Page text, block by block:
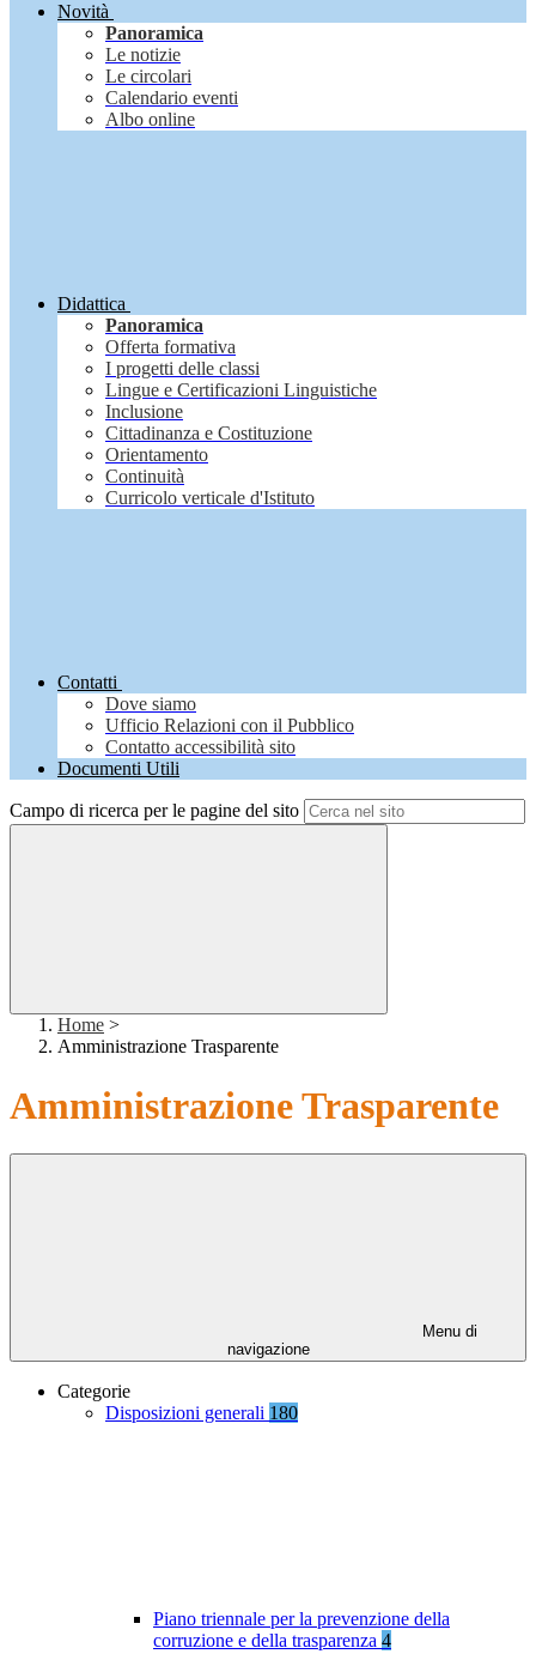
Novità
Panoramica
Le notizie
Le circolari
Calendario eventi
Albo online
Didattica
Panoramica
Offerta formativa
I progetti delle classi
Lingue e Certificazioni Linguistiche
Inclusione
Cittadinanza e Costituzione
Orientamento
Continuità
Curricolo verticale d'Istituto
Contatti
Dove siamo
Ufficio Relazioni con il Pubblico
Contatto accessibilità sito
Documenti Utili
Campo di ricerca per le pagine del sito
Home >
Amministrazione Trasparente
Amministrazione Trasparente
Menu di
navigazione
Categorie
Disposizioni generali 180
Piano triennale per la prevenzione della
corruzione e della trasparenza 4